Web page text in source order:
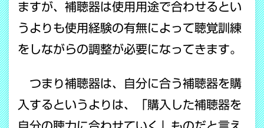
ますが、補聴器は使用用途で合わせるとい
うよりも使用経験の有無によって聴覚訓練
をしながらの調整が必要になってきます。
つまり補聴器は、自分に合う補聴器を購
入するというよりは、「購入した補聴器を